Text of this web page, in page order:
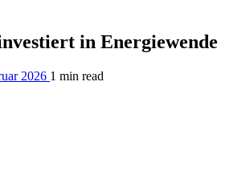
in Energiewende
2026 1 min read